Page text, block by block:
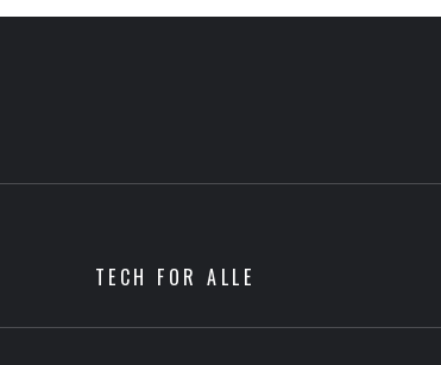
TECH FOR ALLE